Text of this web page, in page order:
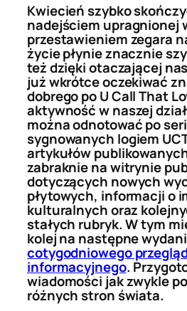
Kwiecień szybko
nadejściem upragnionej
przestawieniem zegara
życie płynie znacznie
też dzięki otaczającej
już wkrótce oczekiwać
dobrego po U Call That
aktywność w naszej
można odnotować po
sygnowanych logiem
artykułów
zabraknie na witrynie
dotyczących nowych
płytowych, informacji o
kulturalnych oraz
stałych rubryk. W tym
kolej na następne
cotygodniowego
informacyjnego.
wiadomości jak zwykle
różnych stron świata.